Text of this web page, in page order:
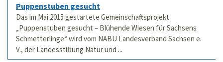
Puppenstuben gesucht
Das im Mai 2015 gestartete Gemeinschaftsprojekt
„Puppenstuben gesucht – Blühende Wiesen für Sachsens
Schmetterlinge“ wird vom NABU Landesverband Sachsen e.
V., der Landesstiftung Natur und ...